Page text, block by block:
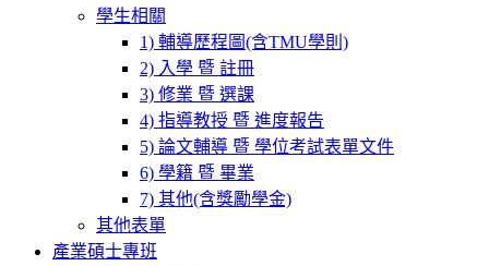
學生相關
1) 輔導歷程圖(含TMU學則)
2) 入學 暨 註冊
3) 修業 暨 選課
4) 指導教授 暨 進度報告
5) 論文輔導 暨 學位考試表單文件
6) 學籍 暨 畢業
7) 其他(含獎勵學金)
其他表單
產業碩士專班